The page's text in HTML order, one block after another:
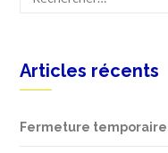
Articles récents
Fermeture